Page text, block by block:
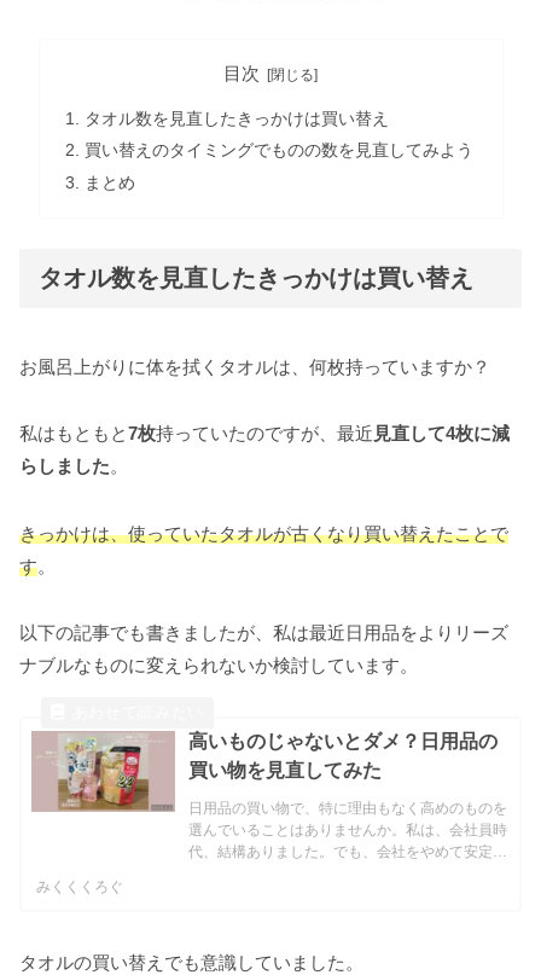
目次
タオル数を見直したきっかけは買い替え
買い替えのタイミングでものの数を見直してみよう
まとめ
タオル数を見直したきっかけは買い替え
お風呂上がりに体を拭くタオルは、何枚持っていますか？
私はもともと7枚持っていたのですが、最近 見直して4枚に減
らしました。
きっかけは、使っていたタオルが古くなり買い替えたことで
す。
以下の記事でも書きましたが、私は最近日用品をよりリーズ
ナブルなものに変えられないか検討しています。
高いものじゃないとダメ？日用品の
買い物を見直してみた
日用品の買い物で、特に理由もなく高めのものを
選んでいることはありませんか。私は、会社員時
代、結構ありました。でも、会社をやめて安定し
みくくくろぐ
タオルの買い替えでも意識していました。